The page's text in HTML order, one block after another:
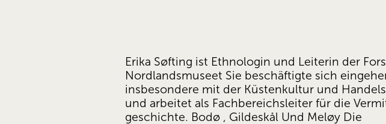
Erika Søfting ist Ethnologin und Leiterin der
Nordlandsmuseet Sie beschäftigte sich
insbesondere mit der Küstenkultur und
und arbeitet als Fachbereichsleiter für die
geschichte. Bodø , Gildeskål Und Meløy Die